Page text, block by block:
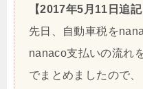
【2017年5月11日追記
先日、自動車税を
nanaco支払いの流れ
でまとめましたので